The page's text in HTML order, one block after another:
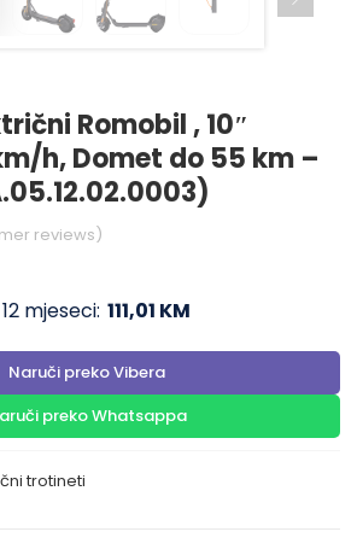
Romobil , 10″
h, Domet do 55 km –
reviews)
mjeseci: 111,01 KM
Naruči preko Vibera
preko Whatsappa
trotineti